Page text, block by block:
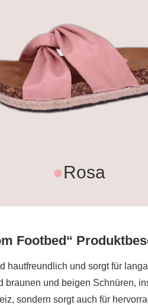
●Rosa
Footbed“
und sorgt für
und beigen Schnüren,
sondern sorgt auch für